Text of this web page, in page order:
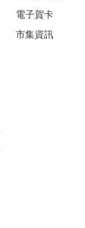
電子賀卡
市集資訊